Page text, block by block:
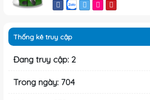
Thống kê truy cập
Đang truy cập: 2
Trong ngày: 704